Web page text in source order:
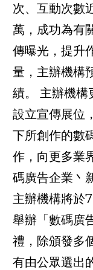
次、互動次數
萬，成功為有
傳曝光，提升
量，主辦機構
績。 主辦機
設立宣傳展位
下所創作的數
作，向更多業
碼廣告企業丶
主辦機構將於
舉辦「數碼廣
禮，除頒發多
有由公眾選出